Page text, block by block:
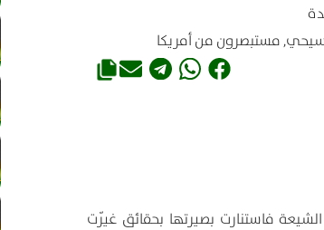
,مستبصرون من أمريكا
فاستنارت بصيرتها بحقائق غيّرت